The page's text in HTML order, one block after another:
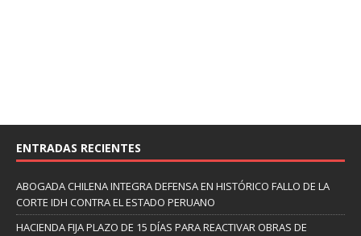
ENTRADAS RECIENTES
ABOGADA CHILENA INTEGRA DEFENSA EN HISTÓRICO FALLO DE LA
CORTE IDH CONTRA EL ESTADO PERUANO
HACIENDA FIJA PLAZO DE 15 DÍAS PARA REACTIVAR OBRAS DE